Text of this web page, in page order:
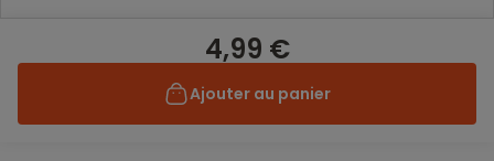
4,99 €
Ajouter au panier